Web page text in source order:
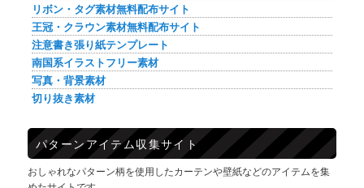
リボン・タグ素材無料配布サイト
王冠・クラウン素材無料配布サイト
注意書き張り紙テンプレート
南国系イラストフリー素材
写真・背景素材
切り抜き素材
パターンアイテム収集サイト
おしゃれなパターン柄を使用したカーテンや壁紙などのアイテムを集